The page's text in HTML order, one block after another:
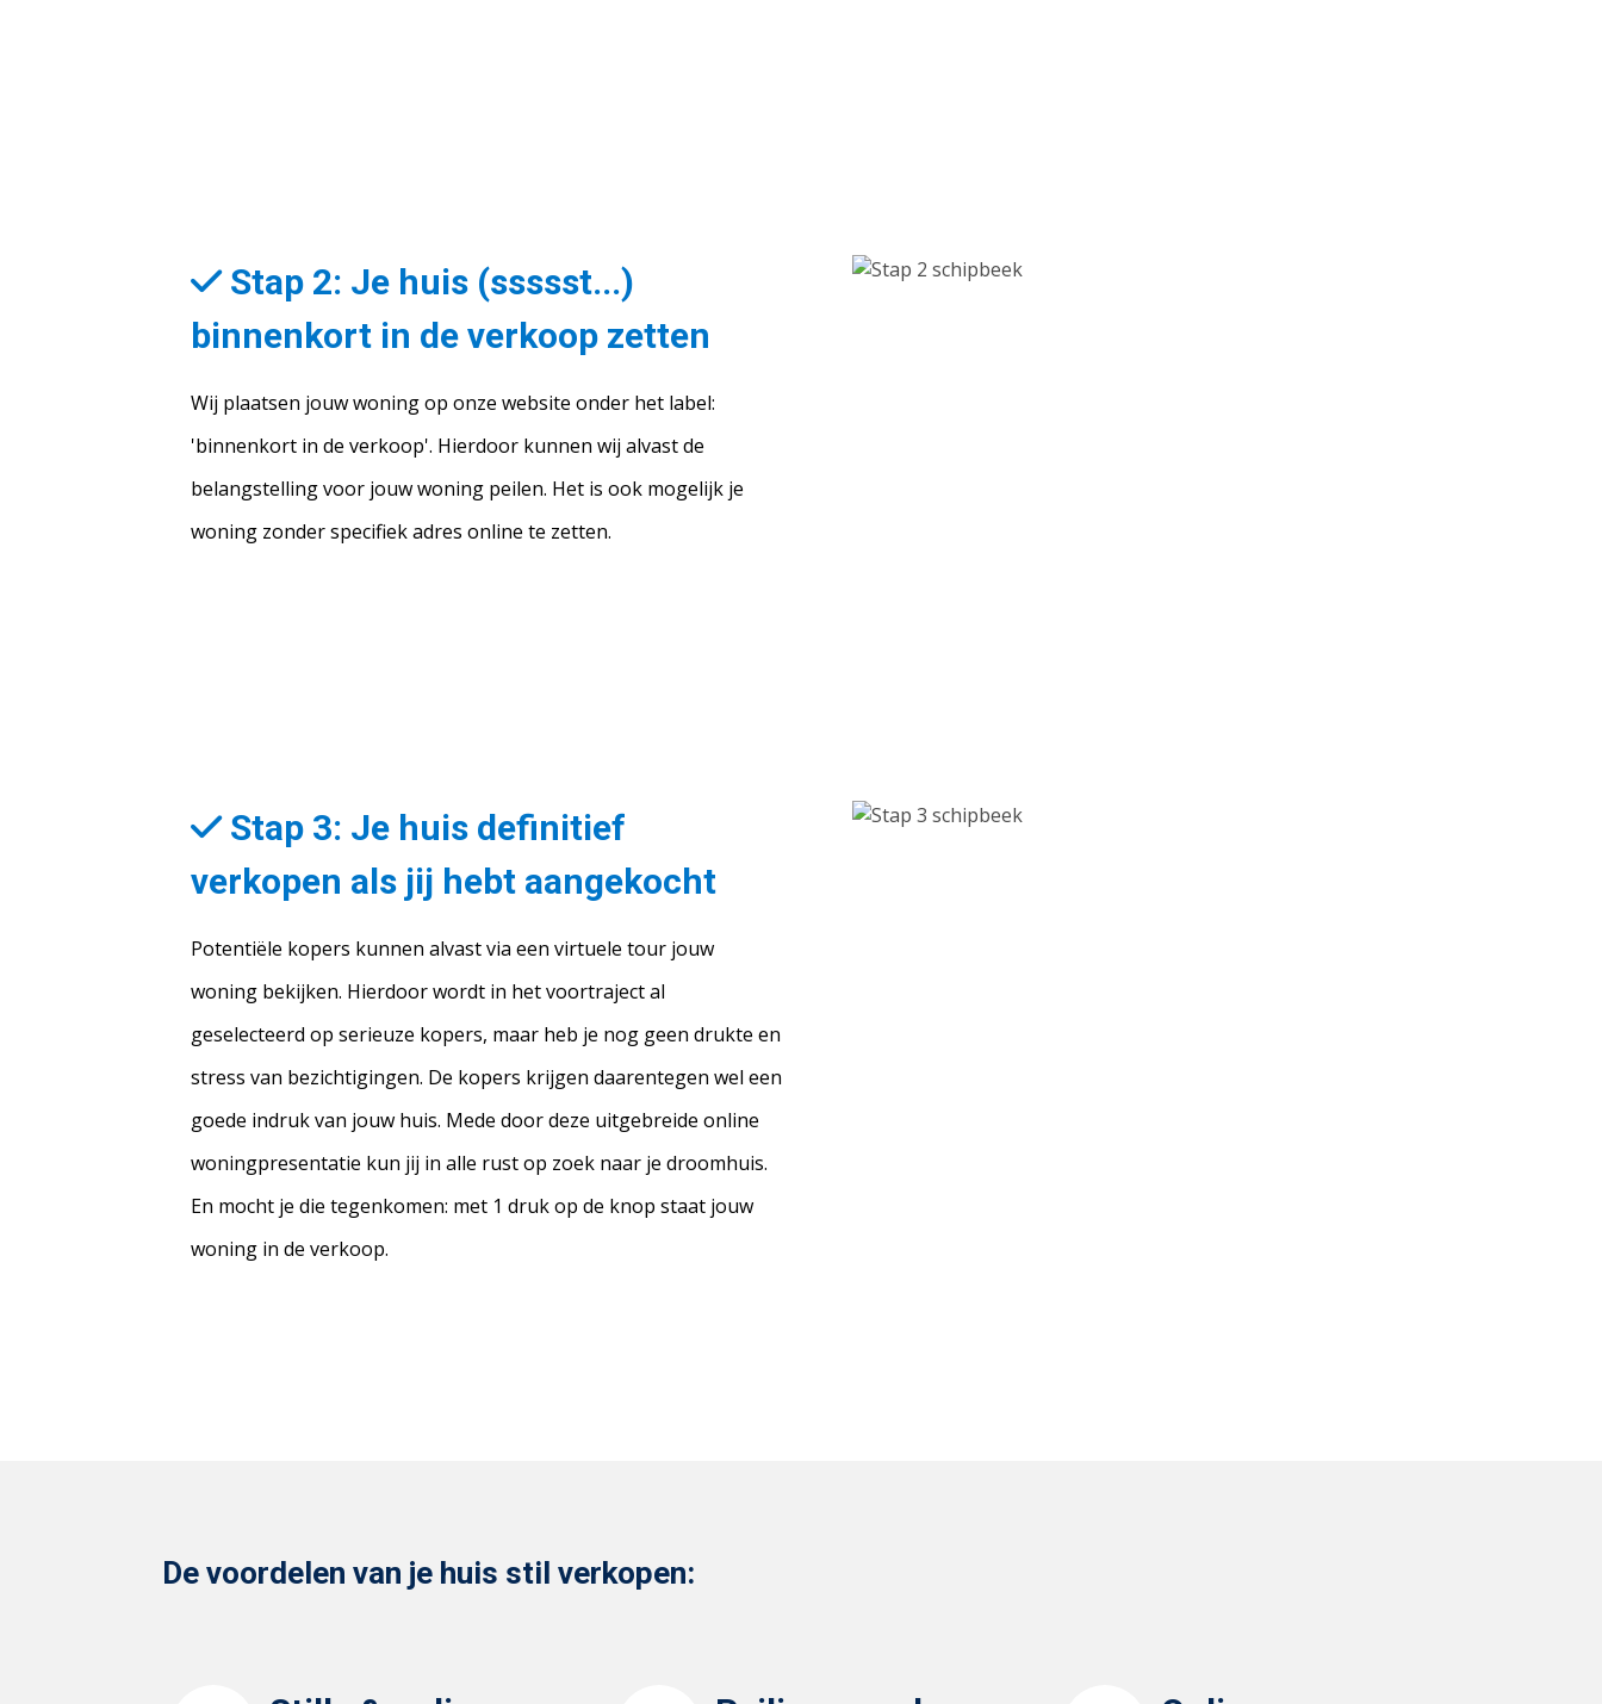
Stap 2: Je huis (ssssst...)
binnenkort in de verkoop zetten
Wij plaatsen jouw woning op onze website onder het label:
'binnenkort in de verkoop'. Hierdoor kunnen wij alvast de
belangstelling voor jouw woning peilen. Het is ook mogelijk je
woning zonder specifiek adres online te zetten.
Stap 3: Je huis definitief
verkopen als jij hebt aangekocht
Potentiële kopers kunnen alvast via een virtuele tour jouw
woning bekijken. Hierdoor wordt in het voortraject al
geselecteerd op serieuze kopers, maar heb je nog geen drukte en
stress van bezichtigingen. De kopers krijgen daarentegen wel een
goede indruk van jouw huis. Mede door deze uitgebreide online
woningpresentatie kun jij in alle rust op zoek naar je droomhuis.
En mocht je die tegenkomen: met 1 druk op de knop staat jouw
woning in de verkoop.
De voordelen van je huis stil verkopen: